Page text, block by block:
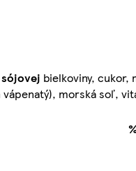
sójovej bielkoviny, cukor,
morská soľ,